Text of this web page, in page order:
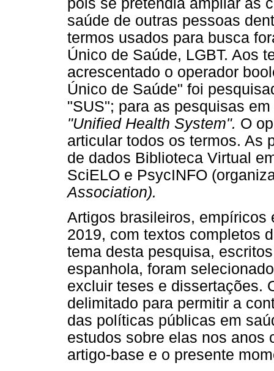
pois se pretendia ampliar as
saúde de outras pessoas
termos usados para busca
Único de Saúde, LGBT. Aos
acrescentado o operador
Único de Saúde" foi
"SUS"; para as pesquisas
"Unified Health System". O
articular todos os termos. As
de dados Biblioteca Virtual
SciELO e PsycINFO
Association).
Artigos brasileiros, empíricos
2019, com textos completos
tema desta pesquisa,
espanhola, foram
excluir teses e dissertações.
delimitado para permitir a
das políticas públicas em
estudos sobre elas nos anos
artigo-base e o presente